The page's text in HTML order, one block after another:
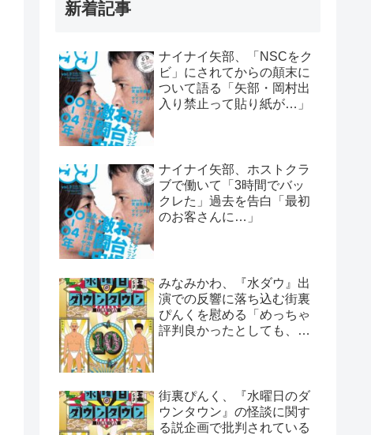
新着記事
ナイナイ矢部、「NSCをク
ビ」にされてからの顛末に
ついて語る「矢部・岡村出
入り禁止って貼り紙が…」
ナイナイ矢部、ホストクラ
ブで働いて「3時間でバッ
クレた」過去を告白「最初
のお客さんに…」
みなみかわ、『水ダウ』出
演での反響に落ち込む街裏
ぴんくを慰める「めっちゃ
評判良かったとしても、や
街裏ぴんく、『水曜日のダ
ウンタウン』の怪談に関す
る説企画で批判されている